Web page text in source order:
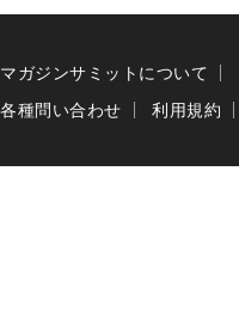
マガジンサミットについて
各種問い合わせ
利用規約